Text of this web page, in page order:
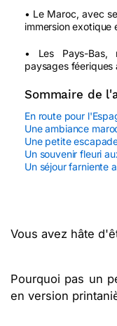
• Le Maroc, avec
immersion exotique
• Les Pays-Bas,
paysages féeriques
Sommaire de
En route pour
Une ambiance
Une petite
Un souvenir fleuri
Un séjour farniente
Vous avez hâte
Pourquoi pas un
en version